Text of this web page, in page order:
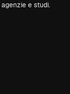
e studi.